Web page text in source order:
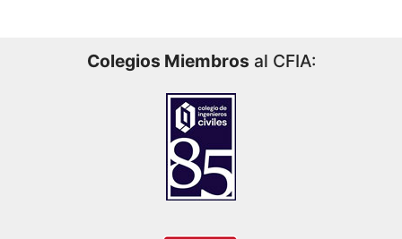
Colegios Miembros al CFIA: